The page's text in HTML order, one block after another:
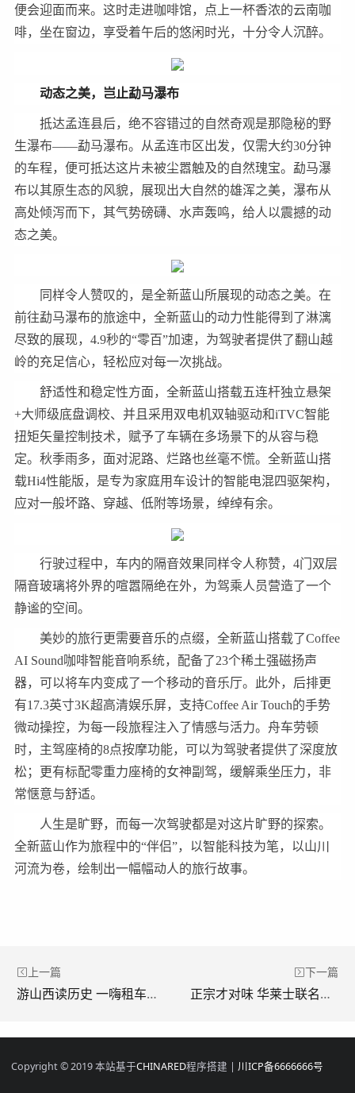
便会迎面而来。这时走进咖啡馆，点上一杯香浓的云南咖
啡，坐在窗边，享受着午后的悠闲时光，十分令人沉醉。
动态之美，岂止勐马瀑布
抵达孟连县后，绝不容错过的自然奇观是那隐秘的野
生瀑布——勐马瀑布。从孟连市区出发，仅需大约30分钟
的车程，便可抵达这片未被尘嚣触及的自然瑰宝。勐马瀑
布以其原生态的风貌，展现出大自然的雄浑之美，瀑布从
高处倾泻而下，其气势磅礴、水声轰鸣，给人以震撼的动
态之美。
同样令人赞叹的，是全新蓝山所展现的动态之美。在
前往勐马瀑布的旅途中，全新蓝山的动力性能得到了淋漓
尽致的展现，4.9秒的“零百”加速，为驾驶者提供了翻山越
岭的充足信心，轻松应对每一次挑战。
舒适性和稳定性方面，全新蓝山搭载五连杆独立悬架
+大师级底盘调校、并且采用双电机双轴驱动和iTVC智能
扭矩矢量控制技术，赋予了车辆在多场景下的从容与稳
定。秋季雨多，面对泥路、烂路也丝毫不慌。全新蓝山搭
载Hi4性能版，是专为家庭用车设计的智能电混四驱架构，
应对一般坏路、穿越、低附等场景，绰绰有余。
行驶过程中，车内的隔音效果同样令人称赞，4门双层
隔音玻璃将外界的喧嚣隔绝在外，为驾乘人员营造了一个
静谧的空间。
美妙的旅行更需要音乐的点缀，全新蓝山搭载了Coffee
AI Sound咖啡智能音响系统，配备了23个稀土强磁扬声
器，可以将车内变成了一个移动的音乐厅。此外，后排更
有17.3英寸3K超高清娱乐屏，支持Coffee Air Touch的手势
微动操控，为每一段旅程注入了情感与活力。舟车劳顿
时，主驾座椅的8点按摩功能，可以为驾驶者提供了深度放
松；更有标配零重力座椅的女神副驾，缓解乘坐压力，非
常惬意与舒适。
人生是旷野，而每一次驾驶都是对这片旷野的探索。
全新蓝山作为旅程中的“伴侣”，以智能科技为笔，以山川
河流为卷，绘制出一幅幅动人的旅行故事。
上一篇
游山西读历史 一嗨租车荐游临汾铁佛寺
下一篇
正宗才对味 华莱士联名熊猫和和国庆重磅上新鱼香肉丝鸡腿堡
Copyright © 2019 本站基于CHINARED程序搭建 | 川ICP备6666666号